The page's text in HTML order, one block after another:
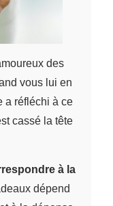
des
vous lui en
a réfléchi à ce
cassé la tête
à la
dépend